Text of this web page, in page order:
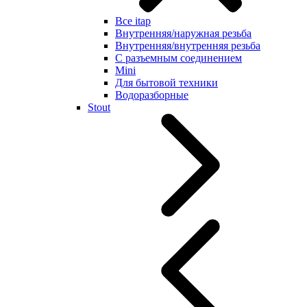
Все itap
Внутренняя/наружная резьба
Внутренняя/внутренняя резьба
С разъемным соединением
Mini
Для бытовой техники
Водоразборные
Stout